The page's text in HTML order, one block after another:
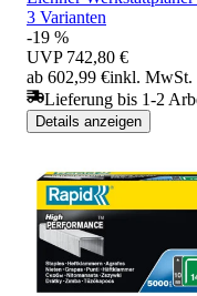
3 Varianten
-19 %
UVP 742,80 €
ab 602,99 €inkl. MwSt.
Lieferung bis 1-2
Details anzeigen